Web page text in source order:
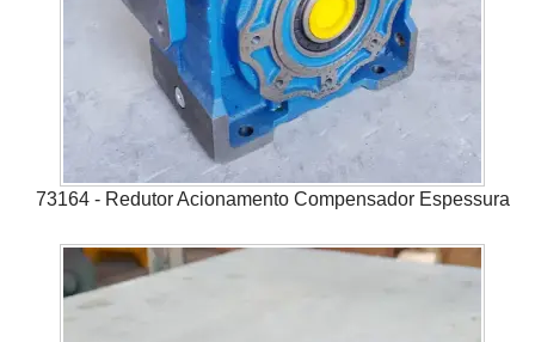
73164 - Redutor Acionamento Compensador Espessura